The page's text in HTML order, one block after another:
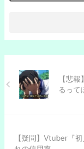
【悲
るって
【疑問】Vtuber『